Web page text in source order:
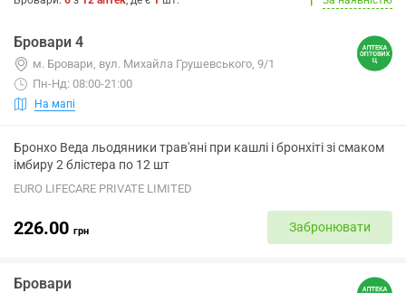
Бровари 4
м. Бровари, вул. Михайла Грушевського, 9/1
Пн-Нд: 08:00-21:00
На мапі
Бронхо Веда льодяники трав'яні при кашлі і бронхіті зі смаком
імбиру 2 блістера по 12 шт
EURO LIFECARE PRIVATE LIMITED
226.00 грн Забронювати
Бровари